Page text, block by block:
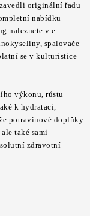
originální řadu
nabídku
naleznete v e-
spalovače
se v kulturistice
výkonu, růstu
k hydrataci,
potravinové doplňky
také sami
zdravotní